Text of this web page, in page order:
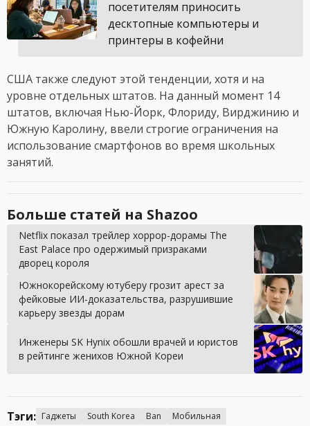
посетителям приносить
десктопные компьютеры и
принтеры в кофейни
США также следуют этой тенденции, хотя и на
уровне отдельных штатов. На данный момент 14
штатов, включая Нью-Йорк, Флориду, Вирджинию и
Южную Каролину, ввели строгие ограничения на
использование смартфонов во время школьных
занятий.
Больше статей на Shazoo
Netflix показал трейлер хоррор-дорамы The
East Palace про одержимый призраками
дворец короля
Южнокорейскому ютуберу грозит арест за
фейковые ИИ-доказательства, разрушившие
карьеру звезды дорам
Инженеры SK Hynix обошли врачей и юристов
в рейтинге женихов Южной Кореи
Тэги: Гаджеты South Korea Ban Мобильная